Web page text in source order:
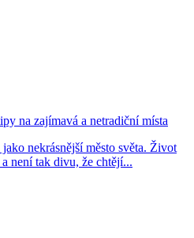
na zajímavá a netradiční místa
nekrásnější město světa. Život
není tak divu, že chtějí...